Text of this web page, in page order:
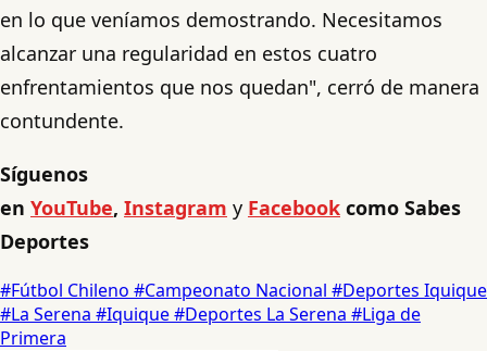
en lo que veníamos demostrando. Necesitamos
alcanzar una regularidad en estos cuatro
enfrentamientos que nos quedan", cerró de manera
contundente.
Síguenos
en YouTube, Instagram y Facebook como Sabes
Deportes
#Fútbol Chileno #Campeonato Nacional #Deportes Iquique
#La Serena #Iquique#Deportes La Serena #Liga de
Primera